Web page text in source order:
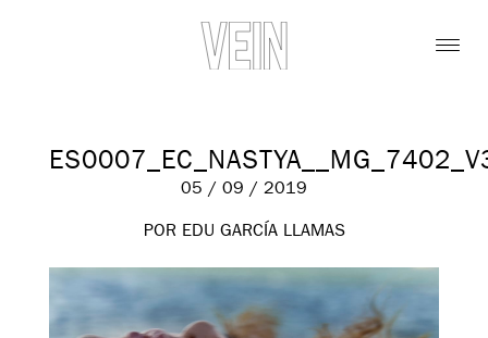
05 / 09 / 2019
POR EDU GARCÍA LLAMAS